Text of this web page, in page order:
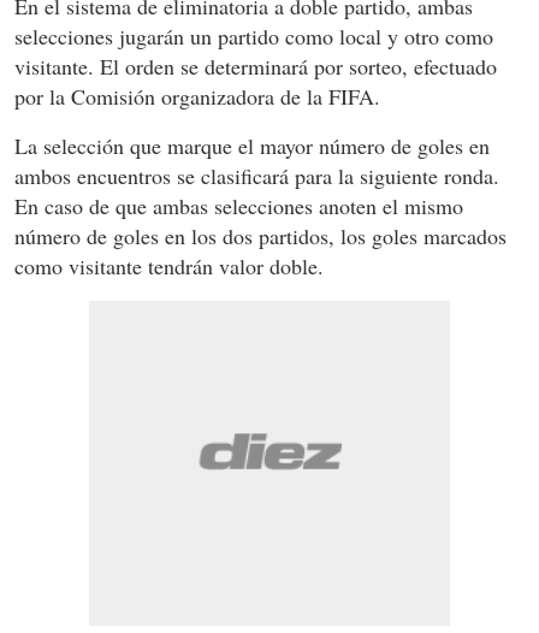
selecciones jugarán un partido como local y otro como
visitante. El orden se determinará por sorteo, efectuado
por la Comisión organizadora de la FIFA.
La selección que marque el mayor número de goles en
ambos encuentros se clasificará para la siguiente ronda.
En caso de que ambas selecciones anoten el mismo
número de goles en los dos partidos, los goles marcados
como visitante tendrán valor doble.